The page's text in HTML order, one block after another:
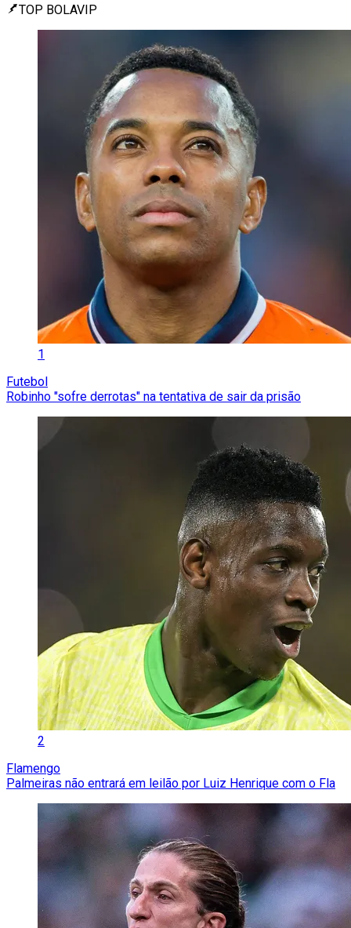
TOP BOLAVIP
1
Futebol
Robinho "sofre derrotas" na tentativa de sair da prisão
2
Flamengo
Palmeiras não entrará em leilão por Luiz Henrique com o Fla